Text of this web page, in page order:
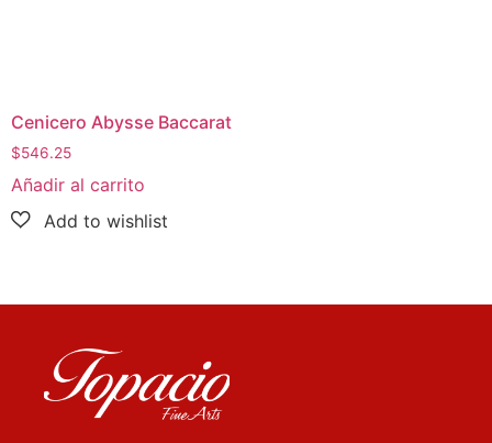
Cenicero Abysse Baccarat
$546.25
Añadir al carrito